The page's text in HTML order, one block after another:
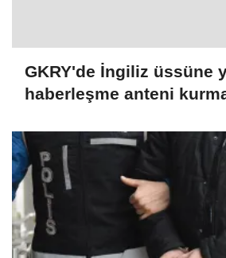
GKRY'de İngiliz üssüne
haberleşme anteni